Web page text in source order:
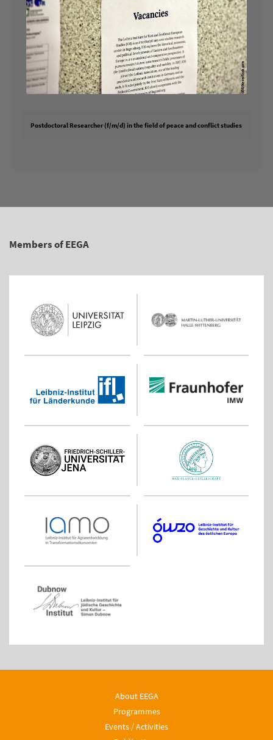
Postdoctoral Researcher (f/m/d) in the field of peace and conflict studies
Members of EEGA
About EEGA
Programmes
Events / Activities